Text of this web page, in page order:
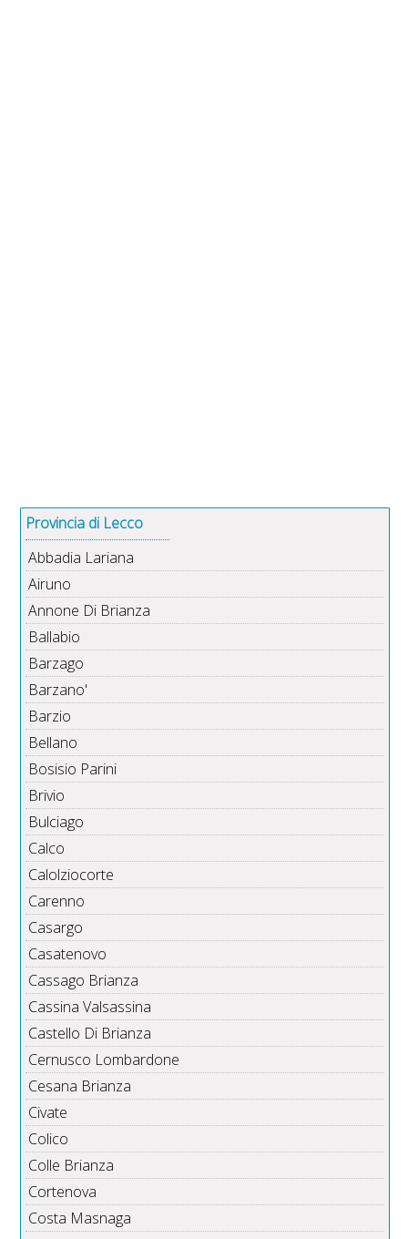
Provincia di Lecco
Abbadia Lariana
Airuno
Annone Di Brianza
Ballabio
Barzago
Barzano'
Barzio
Bellano
Bosisio Parini
Brivio
Bulciago
Calco
Calolziocorte
Carenno
Casargo
Casatenovo
Cassago Brianza
Cassina Valsassina
Castello Di Brianza
Cernusco Lombardone
Cesana Brianza
Civate
Colico
Colle Brianza
Cortenova
Costa Masnaga